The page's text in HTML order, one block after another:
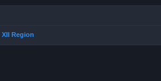
XII Region